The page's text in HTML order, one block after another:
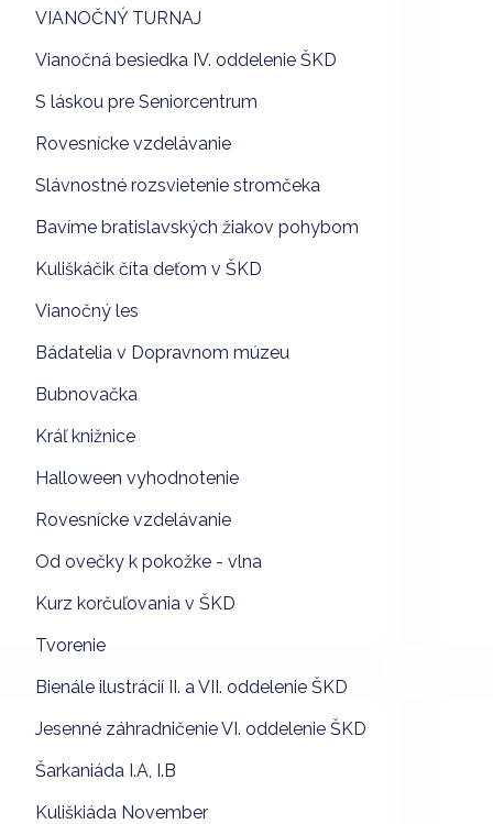
VIANOČNÝ TURNAJ
Vianočná besiedka IV. oddelenie ŠKD
S láskou pre Seniorcentrum
Rovesnícke vzdelávanie
Slávnostné rozsvietenie stromčeka
Bavíme bratislavských žiakov pohybom
Kuliškáčik číta deťom v ŠKD
Vianočný les
Bádatelia v Dopravnom múzeu
Bubnovačka
Kráľ knižnice
Halloween vyhodnotenie
Rovesnícke vzdelávanie
Od ovečky k pokožke - vlna
Kurz korčuľovania v ŠKD
Tvorenie
Bienále ilustrácií II. a VII. oddelenie ŠKD
Jesenné záhradničenie VI. oddelenie ŠKD
Šarkaniáda I.A, I.B
Kuliškiáda November